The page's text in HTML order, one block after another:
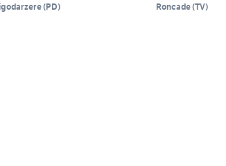
(PD) Roncade(TV)